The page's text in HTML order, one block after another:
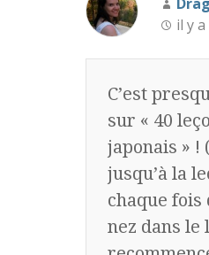
il y
C’est
sur « 40
japonais » !
jusqu’à la
chaque fois
nez dans le